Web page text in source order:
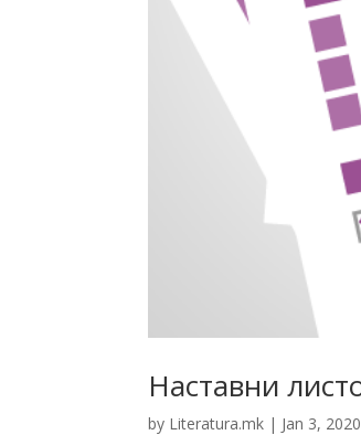
Наставни
by Literatura.mk | Jan 3, 2020